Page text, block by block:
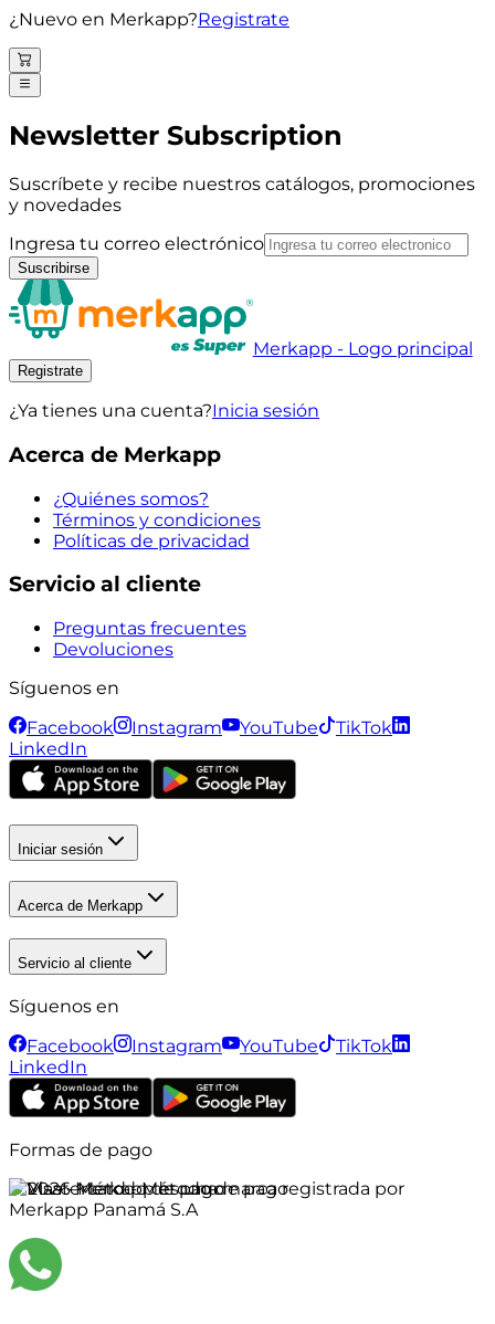
¿Nuevo en Merkapp?Registrate
Newsletter Subscription
Suscríbete y recibe nuestros catálogos, promociones
y novedades
Ingresa tu correo electrónico
Suscribirse
Merkapp - Logo principal
Registrate
¿Ya tienes una cuenta?Inicia sesión
Acerca de Merkapp
¿Quiénes somos?
Términos y condiciones
Políticas de privacidad
Servicio al cliente
Preguntas frecuentes
Devoluciones
Síguenos en
Facebook
Instagram YouTube
TikTok
LinkedIn
Iniciar sesión
Acerca de Merkapp
Servicio al cliente
Síguenos en
Facebook
Instagram YouTube
TikTok
LinkedIn
Formas de pago
©2026Merkapp es una marca registrada por
Merkapp Panamá S.A